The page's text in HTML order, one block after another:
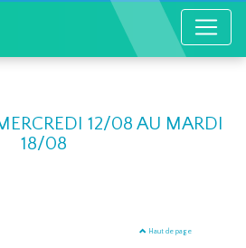
12/08 AU MARDI
18/08
Haut de page